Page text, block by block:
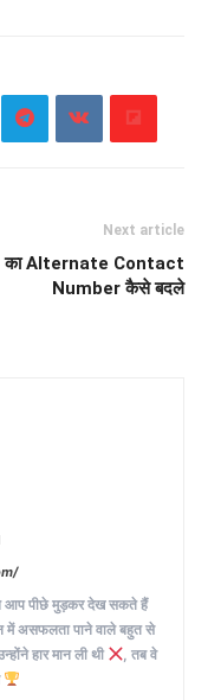
Next article
का Alternate Contact
Number कैसे बदले
आप पीछे मुड़कर देख सकते हैं
में असफलता पाने वाले बहुत से
हार मान ली थी
, तब वे